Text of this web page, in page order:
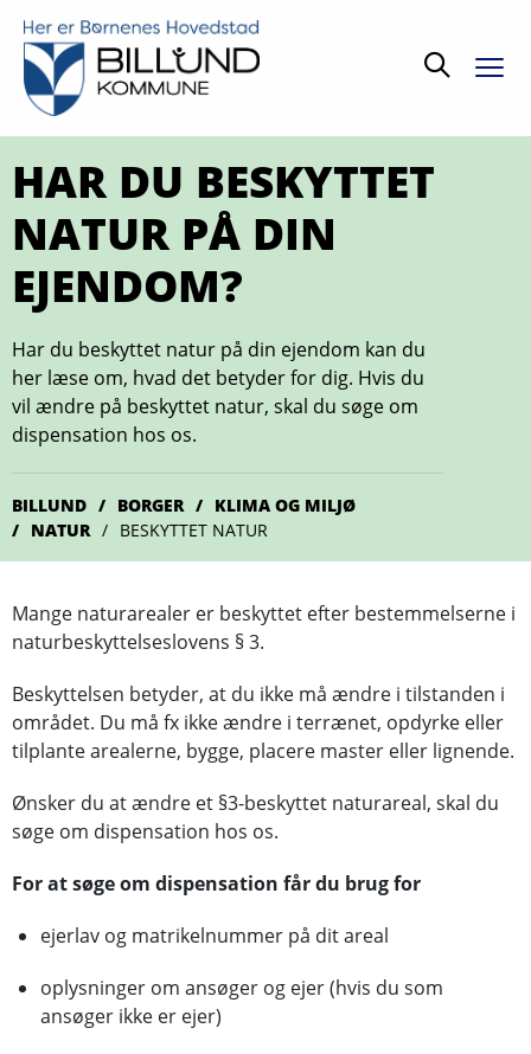
Søg
HAR DU BESKYTTET
NATUR PÅ DIN
EJENDOM?
Har du beskyttet natur på din ejendom kan du
her læse om, hvad det betyder for dig. Hvis du
vil ændre på beskyttet natur, skal du søge om
dispensation hos os.
BILLUND BORGER
KLIMA OG MILJØ
NATUR
BESKYTTET NATUR
Mange naturarealer er beskyttet efter bestemmelserne i
naturbeskyttelseslovens § 3.
Beskyttelsen betyder, at du ikke må ændre i tilstanden i
området. Du må fx ikke ændre i terrænet, opdyrke eller
tilplante arealerne, bygge, placere master eller lignende.
Ønsker du at ændre et §3-beskyttet naturareal, skal du
søge om dispensation hos os.
For at søge om dispensation får du brug for
ejerlav og matrikelnummer på dit areal
oplysninger om ansøger og ejer (hvis du som
ansøger ikke er ejer)